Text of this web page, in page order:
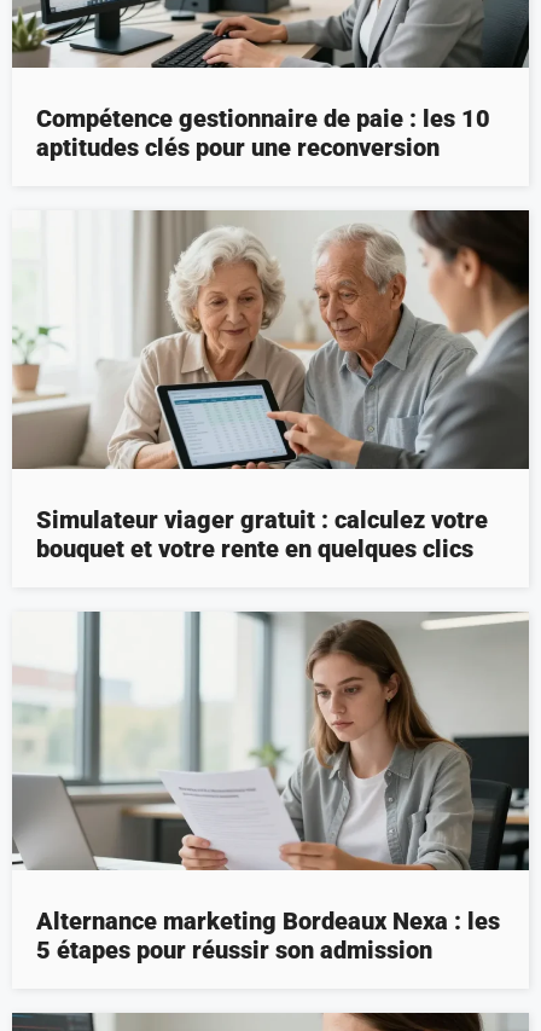
Compétence gestionnaire de paie : les 10
aptitudes clés pour une reconversion
Simulateur viager gratuit : calculez votre
bouquet et votre rente en quelques clics
Alternance marketing Bordeaux Nexa : les
5 étapes pour réussir son admission